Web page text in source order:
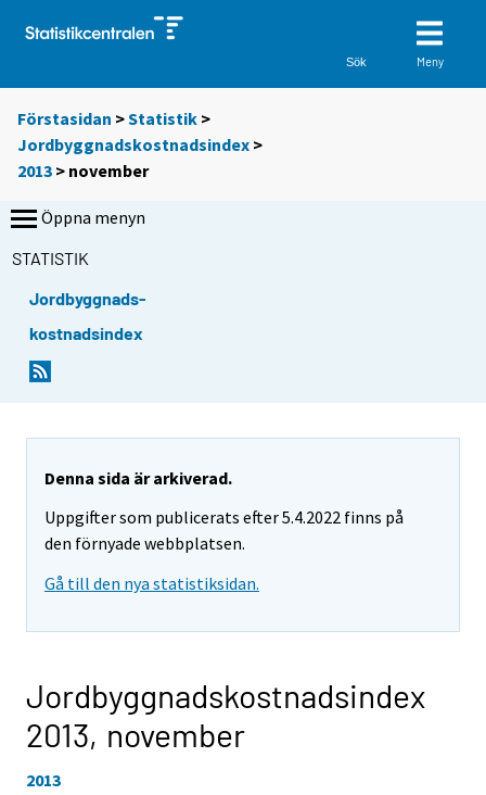
Sök Meny
Förstasidan >Statistik >
Jordbyggnadskostnadsindex >
2013 > november
Öppna menyn
STATISTIK
Jordbyggnads-
kostnadsindex
Denna sida är arkiverad.
Uppgifter som publicerats efter 5.4.2022 finns på
den förnyade webbplatsen.
Gå till den nya statistiksidan.
Jordbyggnadskostnadsindex
2013, november
2013